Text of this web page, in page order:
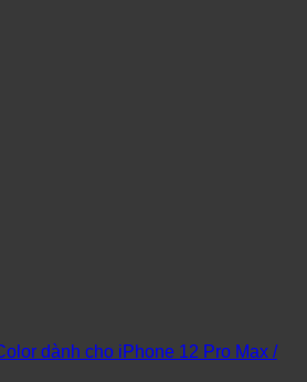
dành cho iPhone 12 Pro Max /